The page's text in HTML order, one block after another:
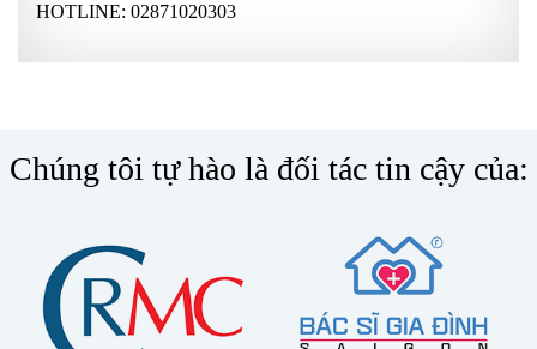
HOTLINE: 02871020303
Chúng tôi tự hào là đối tác tin cậy của: